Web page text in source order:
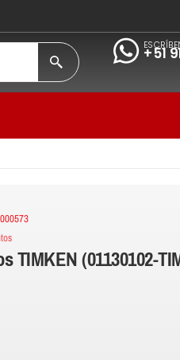
+51
TIMKEN (01130102-